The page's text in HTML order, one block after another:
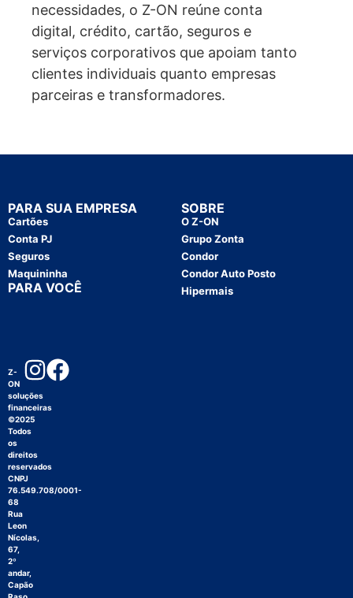
necessidades, o Z-ON reúne conta
digital, crédito, cartão, seguros e
serviços corporativos que apoiam tanto
clientes individuais quanto empresas
parceiras e transformadores.
PARA SUA EMPRESA
Cartões
Conta PJ
Seguros
Maquininha
PARA VOCÊ
SOBRE
O Z-ON
Grupo Zonta
Condor
Condor Auto Posto
Hipermais
Z-
ON
soluções
financeiras
©2025
Todos
os
direitos
reservados
CNPJ
76.549.708/0001-
68
Rua
Leon
Nícolas,
67,
2º
andar,
Capão